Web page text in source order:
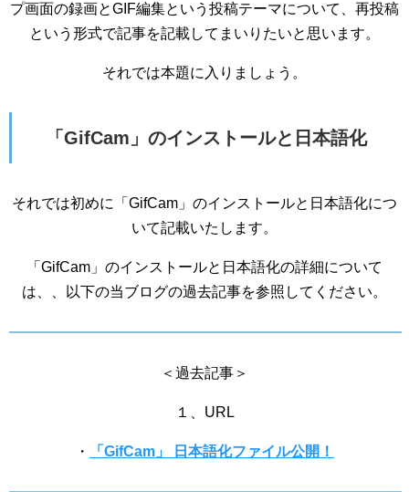
プ画面の録画とGIF編集という投稿テーマについて、再投稿
という形式で記事を記載してまいりたいと思います。
それでは本題に入りましょう。
「GifCam」のインストールと日本語化
それでは初めに「GifCam」のインストールと日本語化につ
いて記載いたします。
「GifCam」のインストールと日本語化の詳細について
は、、以下の当ブログの過去記事を参照してください。
＜過去記事＞
１、URL
・ 「GifCam」 日本語化ファイル公開！